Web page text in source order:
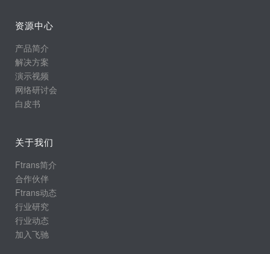
资源中心
产品简介
解决方案
演示视频
网络研讨会
白皮书
关于我们
Ftrans简介
合作伙伴
Ftrans动态
行业研究
行业动态
加入飞驰